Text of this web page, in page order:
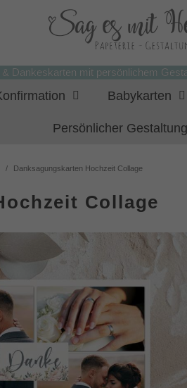
& Dankeskarten mit persönlichem
Babykarten
Persönlicher
Danksagungskarten Hochzeit Collage
Collage